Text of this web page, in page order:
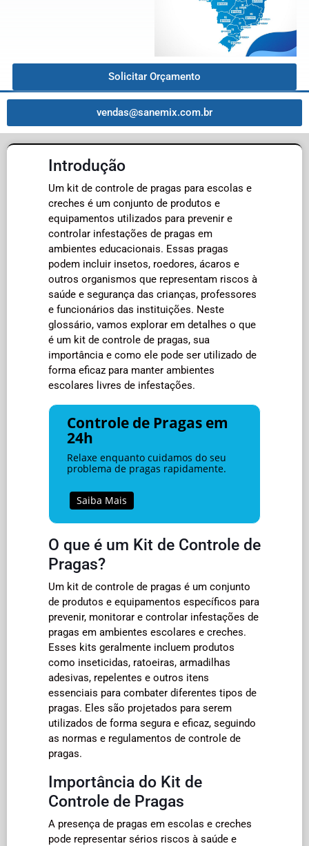
Solicitar Orçamento
vendas@sanemix.com.br
Introdução
Um kit de controle de pragas para escolas e
creches é um conjunto de produtos e
equipamentos utilizados para prevenir e
controlar infestações de pragas em
ambientes educacionais. Essas pragas
podem incluir insetos, roedores, ácaros e
outros organismos que representam riscos à
saúde e segurança das crianças, professores
e funcionários das instituições. Neste
glossário, vamos explorar em detalhes o que
é um kit de controle de pragas, sua
importância e como ele pode ser utilizado de
forma eficaz para manter ambientes
escolares livres de infestações.
Controle de Pragas em
24h
Relaxe enquanto cuidamos do seu
problema de pragas rapidamente.
Saiba Mais
O que é um Kit de Controle de
Pragas?
Um kit de controle de pragas é um conjunto
de produtos e equipamentos específicos para
prevenir, monitorar e controlar infestações de
pragas em ambientes escolares e creches.
Esses kits geralmente incluem produtos
como inseticidas, ratoeiras, armadilhas
adesivas, repelentes e outros itens
essenciais para combater diferentes tipos de
pragas. Eles são projetados para serem
utilizados de forma segura e eficaz, seguindo
as normas e regulamentos de controle de
pragas.
Importância do Kit de
Controle de Pragas
A presença de pragas em escolas e creches
pode representar sérios riscos à saúde e